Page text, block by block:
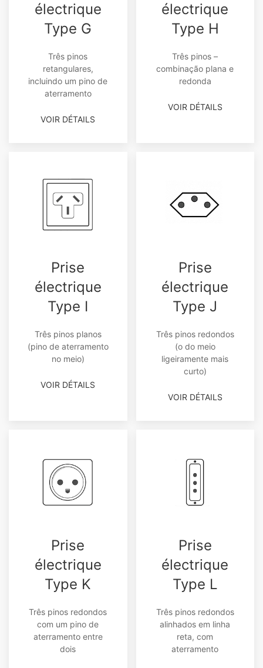
électrique
Type G
Três pinos
retangulares,
incluindo um pino de
aterramento
VOIR DÉTAILS
électrique
Type H
Três pinos –
combinação plana e
redonda
VOIR DÉTAILS
Prise
électrique
Type I
Três pinos planos
(pino de aterramento
no meio)
VOIR DÉTAILS
Prise
électrique
Type J
Três pinos redondos
(o do meio
ligeiramente mais
curto)
VOIR DÉTAILS
Prise
électrique
Type K
Três pinos redondos
com um pino de
aterramento entre
dois
Prise
électrique
Type L
Três pinos redondos
alinhados em linha
reta, com
aterramento